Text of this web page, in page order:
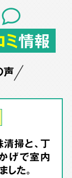
情報
声
掃と、丁
げで室内
した。